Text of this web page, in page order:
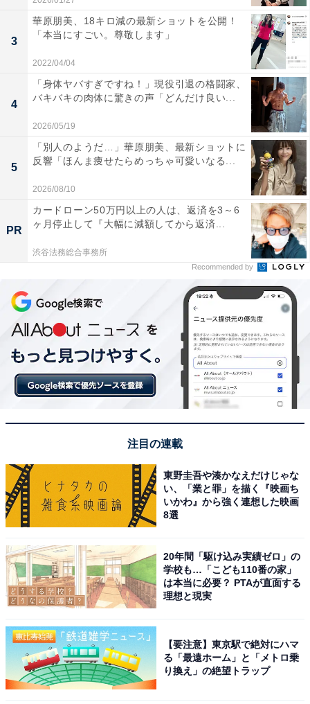
3
華原朋美、18キロ減の最新ショットを公開！
「本当にすごい。尊敬します」
2022/04/04
4
「身体ヤバすぎですね！」現役引退の格闘家、
バキバキの肉体に驚きの声「どんだけ良い...
2026/05/19
5
「別人のようだ…」華原朋美、最新ショットに
反響「ほんま痩せたらめっちゃ可愛いなる...
2026/08/10
PR
カードローン50万円以上の人は、返済を3～6
ヶ月停止して『大幅に減額してから返済...
渋谷法務総合事務所
Recommended by
注目の連載
東野圭吾や湊かなえだけじゃな
い、「業と罪」を描く『映画ち
いかわ』から強く連想した映画
8選
20年間「駆け込み実績ゼロ」の
学校も…「こども110番の家」
は本当に必要？ PTAが直面する
理想と現実
【要注意】東京駅で絶対にハマ
る「最遠ホーム」と「メトロ乗
り換え」の絶望トラップ